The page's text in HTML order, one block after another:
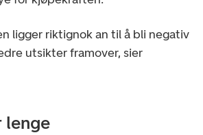
ligger riktignok an til å bli negativ
utsikter framover, sier
lenge